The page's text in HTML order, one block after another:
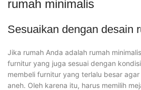
rumah minimalis
Sesuaikan dengan desain
Jika rumah Anda adalah rumah
furnitur yang juga sesuai dengan
membeli furnitur yang terlalu besar
aneh. Oleh karena itu, harus memilih